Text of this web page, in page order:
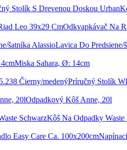
Odkvapkávač Na
Lavica Do Predsiene/
Miska Sahara, Ø: 14cm
Príručný Stolík
Odpadkový Kôš Anne, 20l
Kôš Na Odpadky Waste